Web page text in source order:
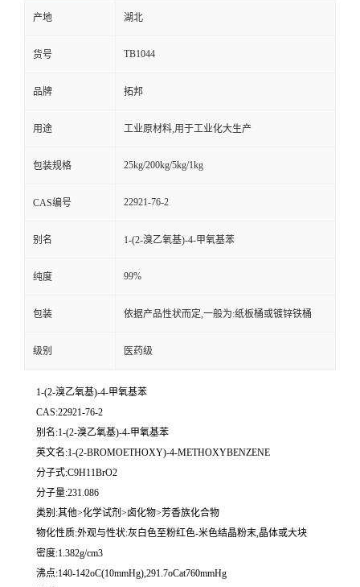
产地 湖北
货号 TB1044
品牌 拓邦
用途 工业原材料,用于工业化大生产
包装规格 25kg/200kg/5kg/1kg
CAS编号 22921-76-2
别名 1-(2-溴乙氧基)-4-甲氧基苯
纯度 99%
包装 依据产品性状而定,一般为:纸板桶或镀锌铁桶
级别 医药级
1-(2-溴乙氧基)-4-甲氧基苯
CAS:22921-76-2
别名:1-(2-溴乙氧基)-4-甲氧基苯
英文名:1-(2-BROMOETHOXY)-4-METHOXYBENZENE
分子式:C9H11BrO2
分子量:231.086
类别:其他>化学试剂>卤化物>芳香族化合物
物化性质:外观与性状:灰白色至粉红色-米色结晶粉末,晶体或大块
密度:1.382g/cm3
沸点:140-142oC(10mmHg),291.7oCat760mmHg